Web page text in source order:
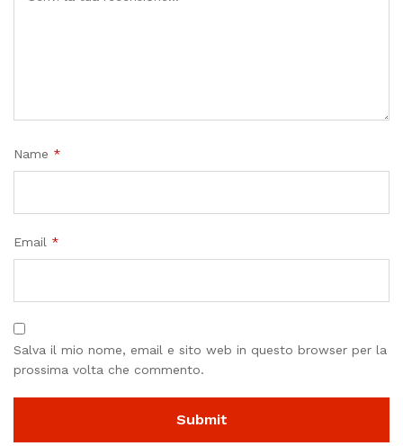
Name *
Email *
Salva il mio nome, email e sito web in questo browser per la
prossima volta che commento.